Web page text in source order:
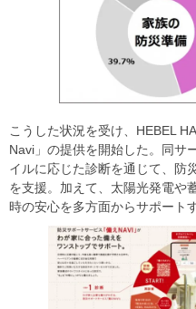
こうした状況を受け、HEBEL
Navi」の提供を開始した。同サ
イルに応じた診断を通じて、防
を支援。加えて、太陽光発電や
時の安心を多方面からサポート